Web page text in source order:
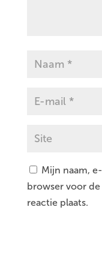
Mijn naam,
browser voor
reactie plaats.